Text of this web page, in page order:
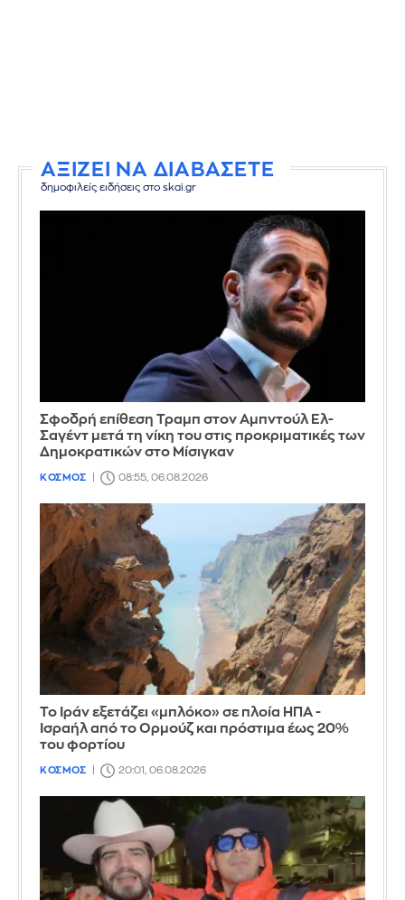
ΑΞΙΖΕΙ ΝΑ ΔΙΑΒΑΣΕΤΕ
δημοφιλείς ειδήσεις στο skai.gr
Σφοδρή επίθεση Τραμπ στον Αμπντούλ Ελ-
Σαγέντ μετά τη νίκη του στις προκριματικές των
Δημοκρατικών στο Μίσιγκαν
ΚΟΣΜΟΣ 08:55, 06.08.2026
Το Ιράν εξετάζει «μπλόκο» σε πλοία ΗΠΑ -
Ισραήλ από το Ορμούζ και πρόστιμα έως 20%
του φορτίου
ΚΟΣΜΟΣ 20:01, 06.08.2026